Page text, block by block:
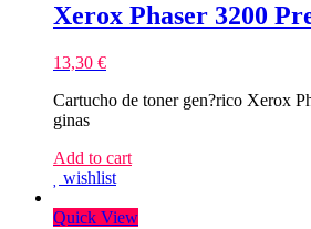
Xerox Phaser 3200
13,30 €
Cartucho de toner gen?rico Xerox
ginas
Add to cart
wishlist
Quick View